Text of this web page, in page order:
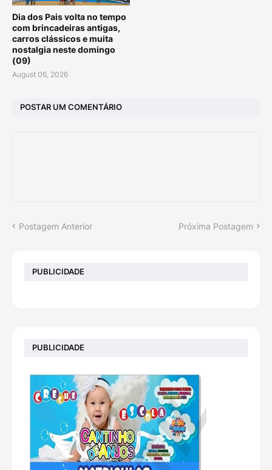
Dia dos Pais volta no tempo
com brincadeiras antigas,
carros clássicos e muita
nostalgia neste domingo
(09)
August 06, 2026
POSTAR UM COMENTÁRIO
Postagem Anterior Próxima Postagem
PUBLICIDADE
PUBLICIDADE